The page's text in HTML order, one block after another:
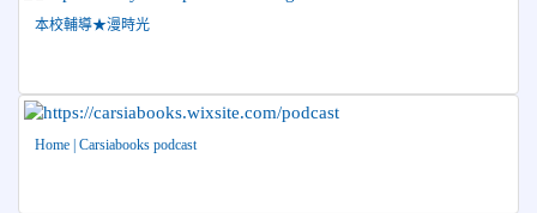
2026-06-29
榮譽
2026-06-16
榮譽
賀 本校跆拳道隊參加115年第三十三屆全
國少年跆拳道錦標賽 榮獲佳績！
本校輔導★漫時光
Home | Carsiabooks podcast